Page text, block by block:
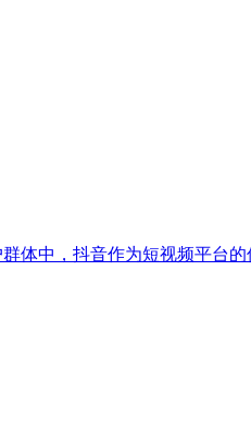
体中，抖音作为短视频平台